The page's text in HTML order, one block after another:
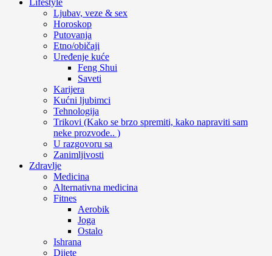
Lifestyle
Ljubav, veze & sex
Horoskop
Putovanja
Etno/običaji
Uređenje kuće
Feng Shui
Saveti
Karijera
Kućni ljubimci
Tehnologija
Trikovi (Kako se brzo spremiti, kako napraviti sam
neke prozvode.. )
U razgovoru sa
Zanimljivosti
Zdravlje
Medicina
Alternativna medicina
Fitnes
Aerobik
Joga
Ostalo
Ishrana
Dijete